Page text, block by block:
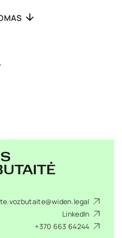
LinkedIn
+370 663 64244